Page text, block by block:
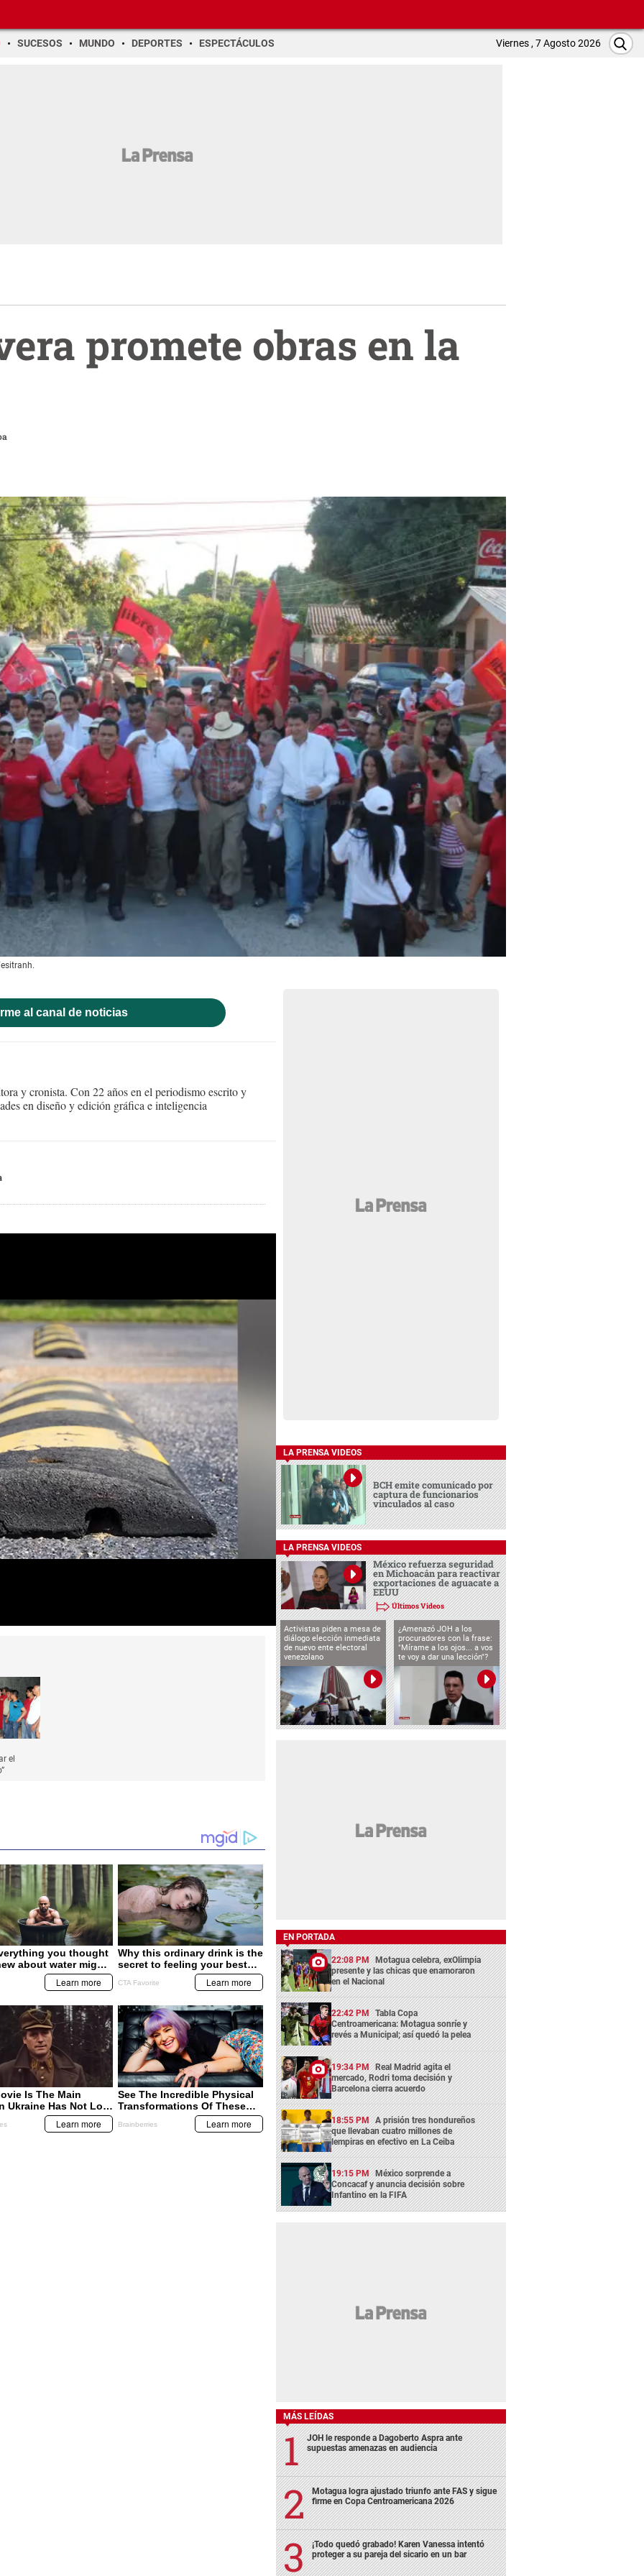
SUCESOS MUNDO DEPORTES ESPECTÁCULOS Viernes , 7 Agosto 2026
promete obras en la
al canal de noticias
y cronista. Con 22 años en el periodismo escrito y
en diseño y edición gráfica e inteligencia
el
LA PRENSA VIDEOS
BCH emite comunicado por
captura de funcionarios
vinculados al caso
LA PRENSA VIDEOS
México refuerza seguridad
en Michoacán para reactivar
exportaciones de aguacate a
EEUU
Últimos Videos
Activistas piden a mesa de
diálogo elección inmediata
de nuevo ente electoral
venezolano
¿Amenazó JOH a los
procuradores con la frase:
"Mírame a los ojos... a vos
te voy a dar una lección"?
EN PORTADA
22:08 PM Motagua celebra, exOlimpia
presente y las chicas que enamoraron
en el Nacional
22:42 PM Tabla Copa
Centroamericana: Motagua sonríe y
revés a Municipal; así quedó la pelea
19:34 PM Real Madrid agita el
mercado, Rodri toma decisión y
Barcelona cierra acuerdo
18:55 PM A prisión tres hondureños
que llevaban cuatro millones de
lempiras en efectivo en La Ceiba
19:15 PM México sorprende a
Concacaf y anuncia decisión sobre
Infantino en la FIFA
MÁS LEÍDAS
JOH le responde a Dagoberto Aspra ante
supuestas amenazas en audiencia
Motagua logra ajustado triunfo ante FAS y sigue
firme en Copa Centroamericana 2026
¡Todo quedó grabado! Karen Vanessa intentó
proteger a su pareja del sicario en un bar